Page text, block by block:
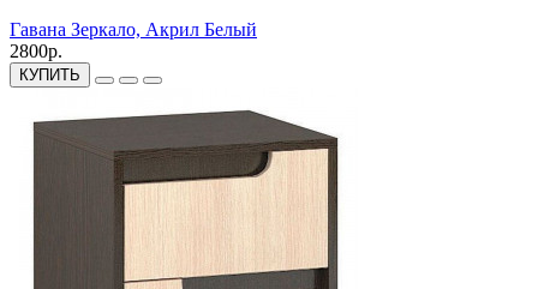
Гавана Зеркало, Акрил Белый
2800р.
КУПИТЬ